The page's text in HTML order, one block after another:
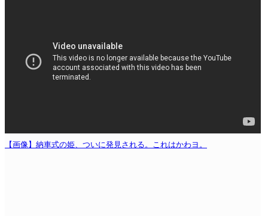
【画像】納車式の姫、ついに発見される。これはかわヨ。